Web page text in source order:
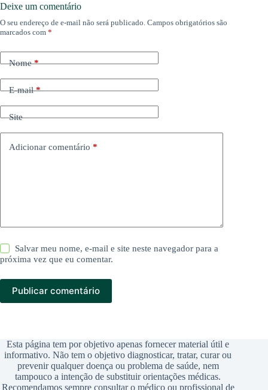
Deixe um comentário
O seu endereço de e-mail não será publicado. Campos obrigatórios são
marcados com *
Nome*
E-mail*
Site
Adicionar comentário *
Salvar meu nome, e-mail e site neste navegador para a
próxima vez que eu comentar.
Publicar comentário
Esta página tem por objetivo apenas fornecer material útil e
informativo. Não tem o objetivo diagnosticar, tratar, curar ou
prevenir qualquer doença ou problema de saúde, nem
tampouco a intenção de substituir orientações médicas.
Recomendamos sempre consultar o médico ou profissional de